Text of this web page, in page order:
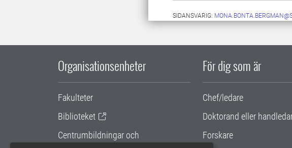
SIDANSVARIG:
Organisationsenheter
Fakulteter
Biblioteket
Centrumbildningar och
För dig som är
Chef/ledare
Doktorand eller
Forskare